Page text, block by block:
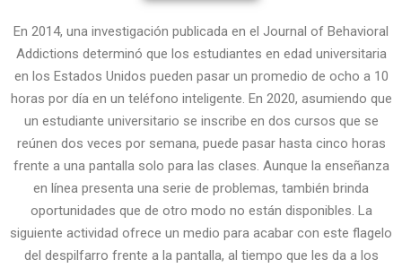
En 2014, una investigación publicada en el Journal of Behavioral
Addictions determinó que los estudiantes en edad universitaria
en los Estados Unidos pueden pasar un promedio de ocho a 10
horas por día en un teléfono inteligente. En 2020, asumiendo que
un estudiante universitario se inscribe en dos cursos que se
reúnen dos veces por semana, puede pasar hasta cinco horas
frente a una pantalla solo para las clases. Aunque la enseñanza
en línea presenta una serie de problemas, también brinda
oportunidades que de otro modo no están disponibles. La
siguiente actividad ofrece un medio para acabar con este flagelo
del despilfarro frente a la pantalla, al tiempo que les da a los